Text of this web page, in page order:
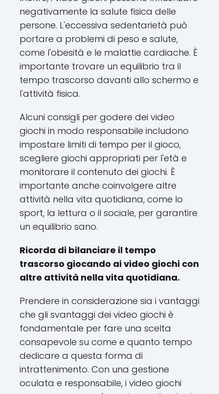
negativamente la salute fisica delle
persone. L'eccessiva sedentarietà può
portare a problemi di peso e salute,
come l'obesità e le malattie cardiache. È
importante trovare un equilibrio tra il
tempo trascorso davanti allo schermo e
l'attività fisica.
Alcuni consigli per godere dei video
giochi in modo responsabile includono
impostare limiti di tempo per il gioco,
scegliere giochi appropriati per l'età e
monitorare il contenuto dei giochi. È
importante anche coinvolgere altre
attività nella vita quotidiana, come lo
sport, la lettura o il sociale, per garantire
un equilibrio sano.
Ricorda di bilanciare il tempo
trascorso giocando ai video giochi con
altre attività nella vita quotidiana.
Prendere in considerazione sia i vantaggi
che gli svantaggi dei video giochi è
fondamentale per fare una scelta
consapevole su come e quanto tempo
dedicare a questa forma di
intrattenimento. Con una gestione
oculata e responsabile, i video giochi